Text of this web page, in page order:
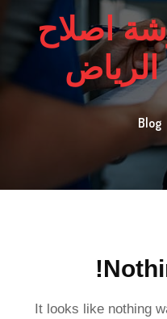
اصلاح
Blog
It looks like nothing